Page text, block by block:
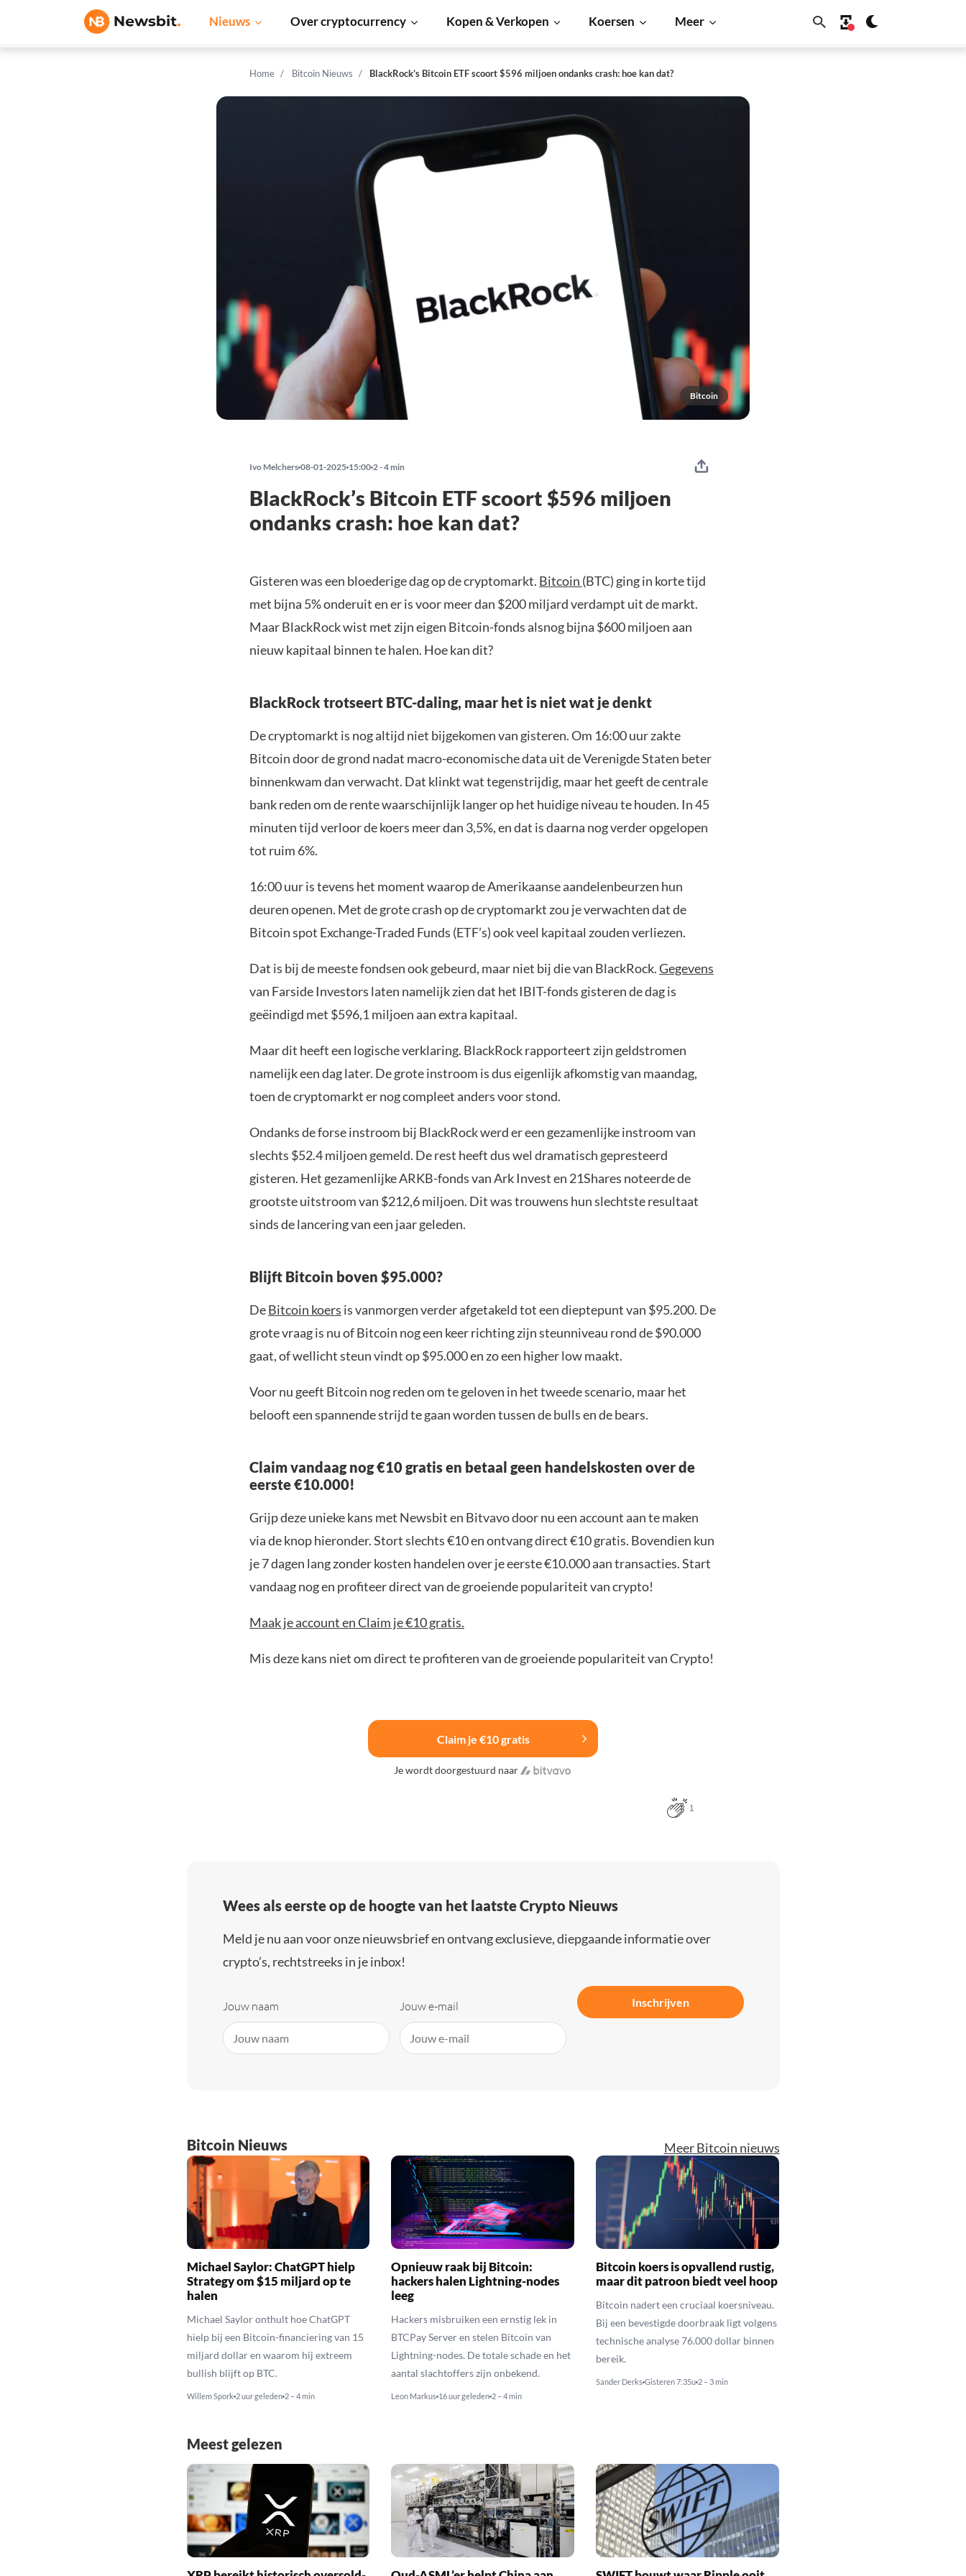
Nieuws Over cryptocurrency Kopen & Verkopen Koersen Meer
Home Bitcoin Nieuws BlackRock’s Bitcoin ETF scoort $596 miljoen ondanks crash: hoe kan dat?
Bitcoin
Ivo Melchers 08-01-2025 15:00 2 - 4 min
BlackRock’s Bitcoin ETF scoort $596 miljoen
ondanks crash: hoe kan dat?
Gisteren was een bloederige dag op de cryptomarkt. Bitcoin (BTC) ging in korte tijd
met bijna 5% onderuit en er is voor meer dan $200 miljard verdampt uit de markt.
Maar BlackRock wist met zijn eigen Bitcoin-fonds alsnog bijna $600 miljoen aan
nieuw kapitaal binnen te halen. Hoe kan dit?
BlackRock trotseert BTC-daling, maar het is niet wat je denkt
De cryptomarkt is nog altijd niet bijgekomen van gisteren. Om 16:00 uur zakte
Bitcoin door de grond nadat macro-economische data uit de Verenigde Staten beter
binnenkwam dan verwacht. Dat klinkt wat tegenstrijdig, maar het geeft de centrale
bank reden om de rente waarschijnlijk langer op het huidige niveau te houden. In 45
minuten tijd verloor de koers meer dan 3,5%, en dat is daarna nog verder opgelopen
tot ruim 6%.
16:00 uur is tevens het moment waarop de Amerikaanse aandelenbeurzen hun
deuren openen. Met de grote crash op de cryptomarkt zou je verwachten dat de
Bitcoin spot Exchange-Traded Funds (ETF’s) ook veel kapitaal zouden verliezen.
Dat is bij de meeste fondsen ook gebeurd, maar niet bij die van BlackRock.Gegevens
van Farside Investors laten namelijk zien dat het IBIT-fonds gisteren de dag is
geëindigd met $596,1 miljoen aan extra kapitaal.
Maar dit heeft een logische verklaring. BlackRock rapporteert zijn geldstromen
namelijk een dag later. De grote instroom is dus eigenlijk afkomstig van maandag,
toen de cryptomarkt er nog compleet anders voor stond.
Ondanks de forse instroom bij BlackRock werd er een gezamenlijke instroom van
slechts $52.4 miljoen gemeld. De rest heeft dus wel dramatisch gepresteerd
gisteren. Het gezamenlijke ARKB-fonds van Ark Invest en 21Shares noteerde de
grootste uitstroom van $212,6 miljoen. Dit was trouwens hun slechtste resultaat
sinds de lancering van een jaar geleden.
Blijft Bitcoin boven $95.000?
DeBitcoin koers is vanmorgen verder afgetakeld tot een dieptepunt van $95.200. De
grote vraag is nu of Bitcoin nog een keer richting zijn steunniveau rond de $90.000
gaat, of wellicht steun vindt op $95.000 en zo een higher low maakt.
Voor nu geeft Bitcoin nog reden om te geloven in het tweede scenario, maar het
belooft een spannende strijd te gaan worden tussen de bulls en de bears.
Claim vandaag nog €10 gratis en betaal geen handelskosten over de
eerste €10.000!
Grijp deze unieke kans met Newsbit en Bitvavo door nu een account aan te maken
via de knop hieronder. Stort slechts €10 en ontvang direct €10 gratis. Bovendien kun
je 7 dagen lang zonder kosten handelen over je eerste €10.000 aan transacties. Start
vandaag nog en profiteer direct van de groeiende populariteit van crypto!
Maak je account en Claim je €10 gratis.
Mis deze kans niet om direct te profiteren van de groeiende populariteit van Crypto!
Claim je €10 gratis
Je wordt doorgestuurd naar
1
Wees als eerste op de hoogte van het laatste Crypto Nieuws
Meld je nu aan voor onze nieuwsbrief en ontvang exclusieve, diepgaande informatie over
crypto’s, rechtstreeks in je inbox!
Jouw naam Jouw e-mail Inschrijven
Bitcoin Nieuws Meer Bitcoin nieuws
Michael Saylor: ChatGPT hielp
Strategy om $15 miljard op te
halen
Michael Saylor onthult hoe ChatGPT
hielp bij een Bitcoin-financiering van 15
miljard dollar en waarom hij extreem
bullish blijft op BTC.
Willem Spork 2 uur geleden 2 – 4 min
Opnieuw raak bij Bitcoin:
hackers halen Lightning-nodes
leeg
Hackers misbruiken een ernstig lek in
BTCPay Server en stelen Bitcoin van
Lightning-nodes. De totale schade en het
aantal slachtoffers zijn onbekend.
Leon Markus 16 uur geleden 2 – 4 min
Bitcoin koers is opvallend rustig,
maar dit patroon biedt veel hoop
Bitcoin nadert een cruciaal koersniveau.
Bij een bevestigde doorbraak ligt volgens
technische analyse 76.000 dollar binnen
bereik.
Sander Derks Gisteren 7:35u 2 – 3 min
Meest gelezen